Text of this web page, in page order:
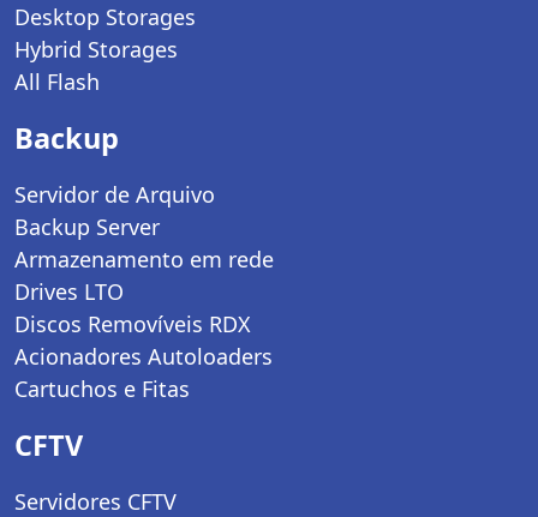
Desktop Storages
Hybrid Storages
All Flash
Backup
Servidor de Arquivo
Backup Server
Armazenamento em rede
Drives LTO
Discos Removíveis RDX
Acionadores Autoloaders
Cartuchos e Fitas
CFTV
Servidores CFTV